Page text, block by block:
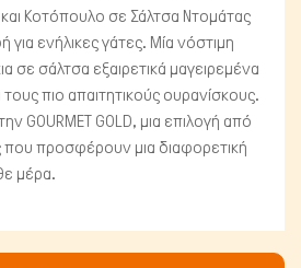
Κοτόπουλο σε Σάλτσα Ντομάτας
για ενήλικες γάτες. Μία νόστιμη
σε σάλτσα εξαιρετικά μαγειρεμένα
πιο απαιτητικούς ουρανίσκους.
GOURMET GOLD, μια επιλογή από
που προσφέρουν μια διαφορετική
μέρα.